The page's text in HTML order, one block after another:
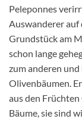
Peleponnes
Auswanderer auf
Grundstück am
schon lange
zum anderen
Olivenbäumen.
aus den
Bäume, sie sind